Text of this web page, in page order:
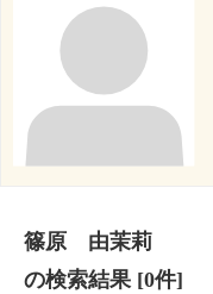
篠原 由茉莉
の検索結果[0件]